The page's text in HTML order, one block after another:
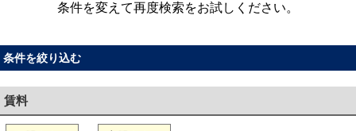
条件を変えて再度検索をお試しください。
条件を絞り込む
賃料